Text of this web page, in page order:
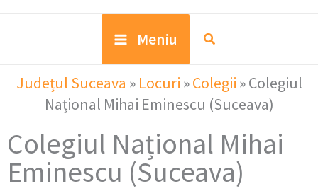
Meniu
Județul Suceava » Locuri »Colegii »Colegiul
Național Mihai Eminescu (Suceava)
Colegiul Național Mihai
Eminescu (Suceava)